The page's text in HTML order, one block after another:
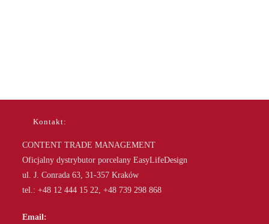
Kontakt:
CONTENT TRADE MANAGEMENT
Oficjalny dystrybutor porcelany EasyLifeDesign
ul. J. Conrada 63, 31-357 Kraków
tel.: +48 12 444 15 22, +48 739 298 868
Email: